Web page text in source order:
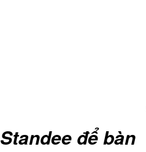
Standee để bàn